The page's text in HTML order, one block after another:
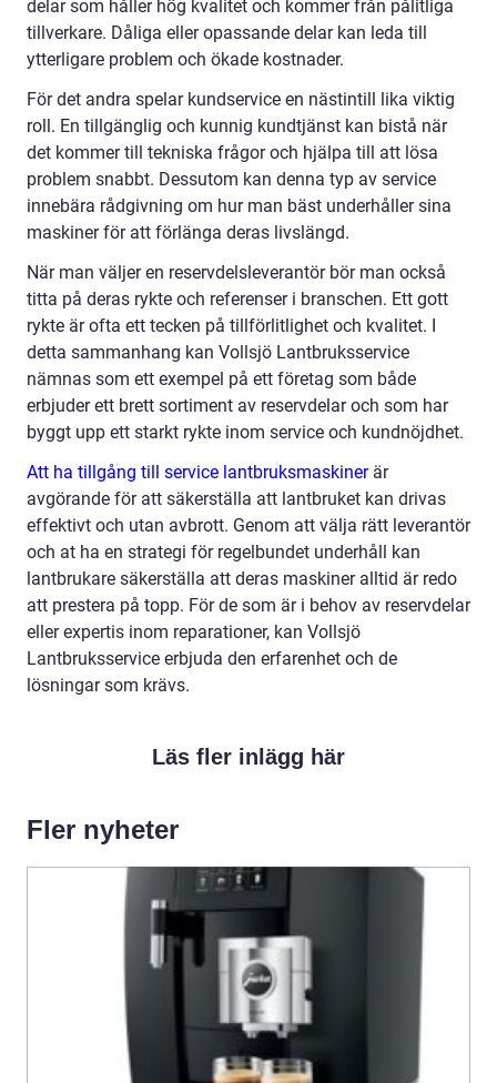
delar som håller hög kvalitet och kommer från pålitliga
tillverkare. Dåliga eller opassande delar kan leda till
ytterligare problem och ökade kostnader.
För det andra spelar kundservice en nästintill lika viktig
roll. En tillgänglig och kunnig kundtjänst kan bistå när
det kommer till tekniska frågor och hjälpa till att lösa
problem snabbt. Dessutom kan denna typ av service
innebära rådgivning om hur man bäst underhåller sina
maskiner för att förlänga deras livslängd.
När man väljer en reservdelsleverantör bör man också
titta på deras rykte och referenser i branschen. Ett gott
rykte är ofta ett tecken på tillförlitlighet och kvalitet. I
detta sammanhang kan Vollsjö Lantbruksservice
nämnas som ett exempel på ett företag som både
erbjuder ett brett sortiment av reservdelar och som har
byggt upp ett starkt rykte inom service och kundnöjdhet.
Att ha tillgång till service lantbruksmaskinerär
avgörande för att säkerställa att lantbruket kan drivas
effektivt och utan avbrott. Genom att välja rätt leverantör
och at ha en strategi för regelbundet underhåll kan
lantbrukare säkerställa att deras maskiner alltid är redo
att prestera på topp. För de som är i behov av reservdelar
eller expertis inom reparationer, kan Vollsjö
Lantbruksservice erbjuda den erfarenhet och de
lösningar som krävs.
Läs fler inlägg här
Fler nyheter